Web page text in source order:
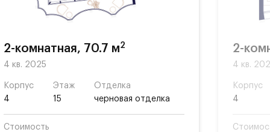
2-комнатная, 70.7 м2
4 кв. 2025
Корпус
4
Этаж
15
Отделка
черновая отделка
Стоимость
2-
4 кв.
Корпус
4